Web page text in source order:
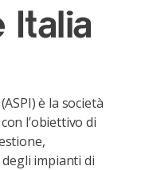
Italia
è la società
l’obiettivo di
impianti di